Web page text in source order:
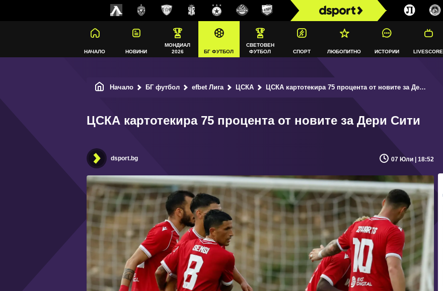
НАЧАЛО НОВИНИ
МОНДИАЛ
2026
БГ ФУТБОЛ
СВЕТОВЕН
ФУТБОЛ
СПОРТ ЛЮБОПИТНО ИСТОРИИ LIVESCORE
Начало БГ футбол efbet Лига ЦСКА ЦСКА картотекира 75 процента от новите за Дери Сити
ЦСКА картотекира 75 процента от новите за Дери Сити
dsport.bg 07 Юли | 18:52